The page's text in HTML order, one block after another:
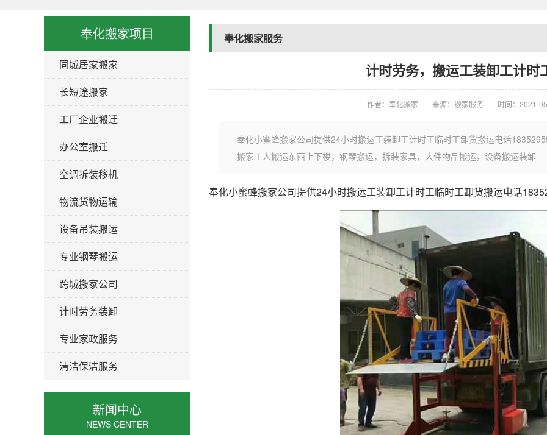
奉化搬家项目
同城居家搬家
长短途搬家
工厂企业搬迁
办公室搬迁
空调拆装移机
物流货物运输
设备吊装搬运
专业钢琴搬运
跨城搬家公司
计时劳务装卸
专业家政服务
清洁保洁服务
新闻中心
NEWS CENTER
奉化搬家服务
计时劳务，搬运工装卸工计时
作者：奉化搬家 来源：搬家服务 时间：2021-
奉化小蜜蜂搬家公司提供24小时搬运工装卸工计时工临时工卸货搬运电话
搬家工人搬运东西上下楼，钢琴搬运，拆装家具，大件物品搬运，设备搬运装卸
奉化小蜜蜂搬家公司提供24小时搬运工装卸工计时工临时工卸货搬运电话